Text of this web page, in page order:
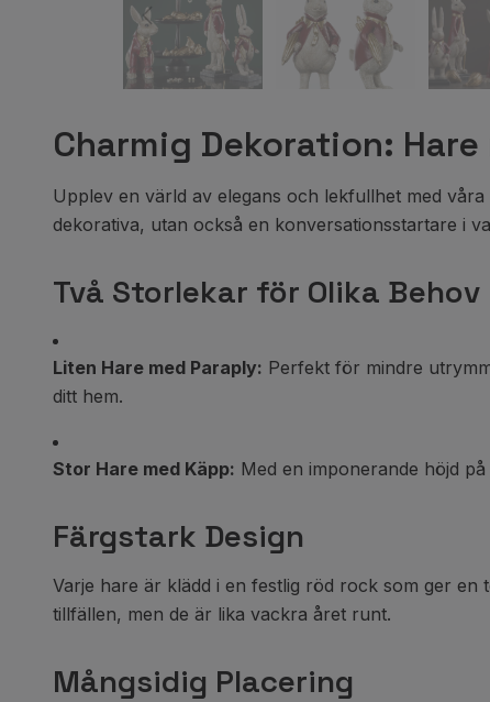
Charmig Dekoration:
Upplev en värld av elegans och lekfullhet med
dekorativa, utan också en konversationsstartare i
Två Storlekar för Olika Behov
Liten Hare med Paraply: Perfekt för mindre
ditt hem.
Stor Hare med Käpp: Med en imponerande höjd
Färgstark Design
Varje hare är klädd i en festlig röd rock som ger
tillfällen, men de är lika vackra året runt.
Mångsidig Placering